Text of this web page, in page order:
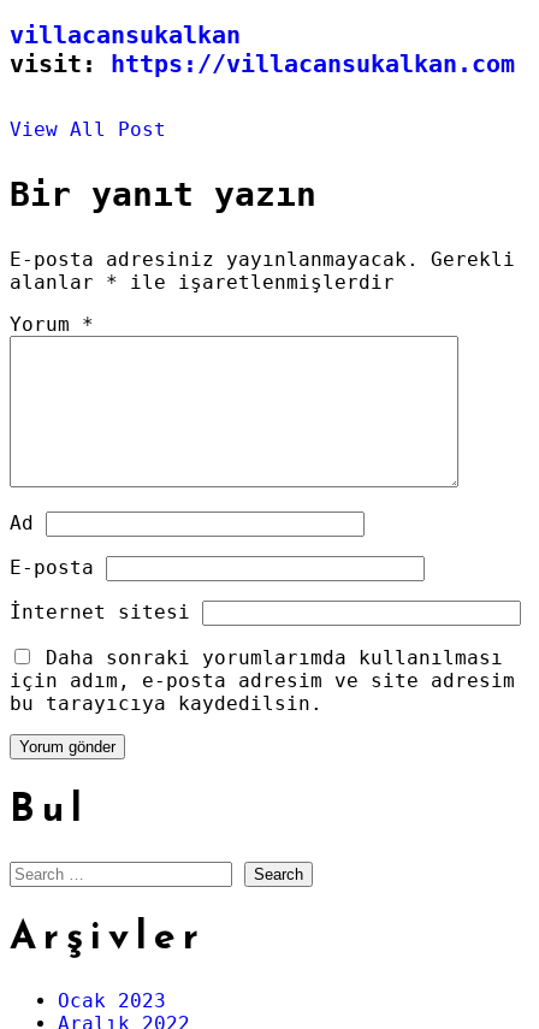
villacansukalkan
visit: https://villacansukalkan.com
View All Post
Bir yanıt yazın
E-posta adresiniz yayınlanmayacak.
Gerekli
alanlar * ile işaretlenmişlerdir
Yorum *
Ad
E-posta
İnternet sitesi
Daha sonraki yorumlarımda kullanılması
için adım, e-posta adresim ve site adresim
bu tarayıcıya kaydedilsin.
Bul
Search
Arşivler
Ocak 2023
Aralık 2022